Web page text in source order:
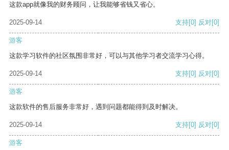
这款app就像我的财务顾问，让我能够省钱又省心。
2025-09-14 支持[0] 反对[0]
游客
这款学习软件的社区氛围非常好，可以与其他学习者交流学习心得。
2025-09-14 支持[0] 反对[0]
游客
这款软件的售后服务非常好，遇到问题都能得到及时解决。
2025-09-14 支持[0] 反对[0]
游客